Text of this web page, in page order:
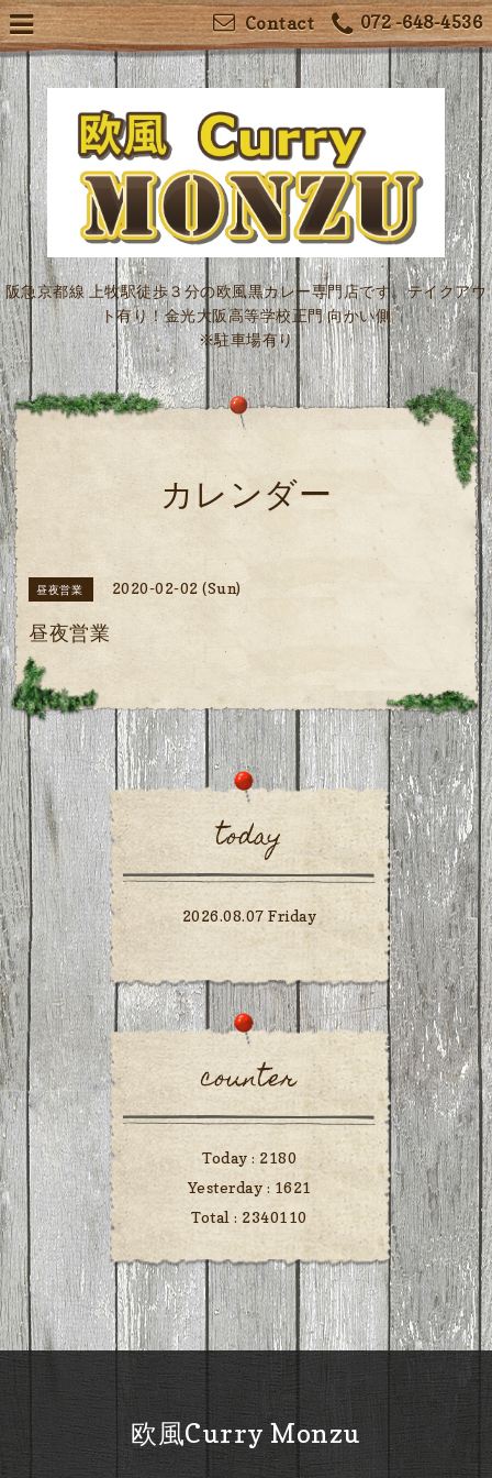
072 -648-4536
Contact
阪急京都線 上牧駅徒歩３分の欧風黒カレー専門店です。テイクアウ
ト有り！金光大阪高等学校正門 向かい側
※駐車場有り
カレンダー
昼夜営業 2020-02-02 (Sun)
昼夜営業
today
2026.08.07 Friday
counter
Today : 2180
Yesterday : 1621
Total : 2340110
欧風Curry Monzu